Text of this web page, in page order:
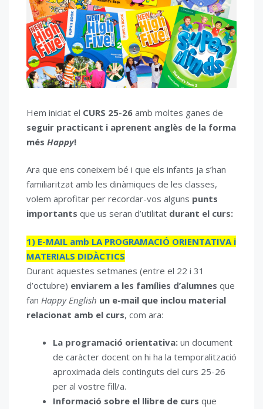
Hem iniciat el CURS 25-26 amb moltes ganes de
seguir practicant i aprenent anglès de la forma
més Happy!
Ara que ens coneixem bé i que els infants ja s’han
familiaritzat amb les dinàmiques de les classes,
volem aprofitar per recordar-vos alguns punts
importants que us seran d’utilitat durant el curs:
1) E-MAIL amb LA PROGRAMACIÓ ORIENTATIVA i
MATERIALS DIDÀCTICS
Durant aquestes setmanes (entre el 22 i 31
d’octubre) enviarem a les famílies d’alumnes que
fan Happy English un e-mail que inclou material
relacionat amb el curs, com ara:
La programació orientativa: un document
de caràcter docent on hi ha la temporalització
aproximada dels continguts del curs 25-26
per al vostre fill/a.
Informació sobre el llibre de curs que